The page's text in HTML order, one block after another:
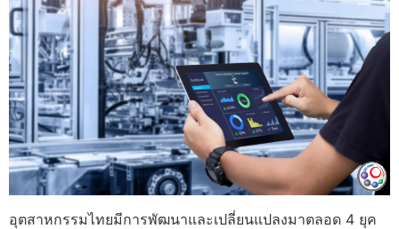
อุตสาหกรรมไทยมีการพัฒนาและเปลี่ยนแปลงมาตลอด 4 ยุค